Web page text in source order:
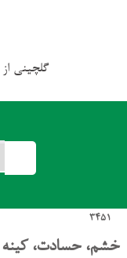
گلچینی
3451
خشم، حسادت، کینه